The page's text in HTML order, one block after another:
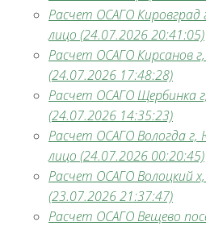
Расчет ОСАГО Кировград
лицо (24.07.2026 20:41:05)
Расчет ОСАГО Кирсанов
(24.07.2026 17:48:28)
Расчет ОСАГО Щербинка
(24.07.2026 14:35:23)
Расчет ОСАГО Вологда г,
лицо (24.07.2026 00:20:45)
Расчет ОСАГО Волоцкий
(23.07.2026 21:37:47)
Расчет ОСАГО Вещево